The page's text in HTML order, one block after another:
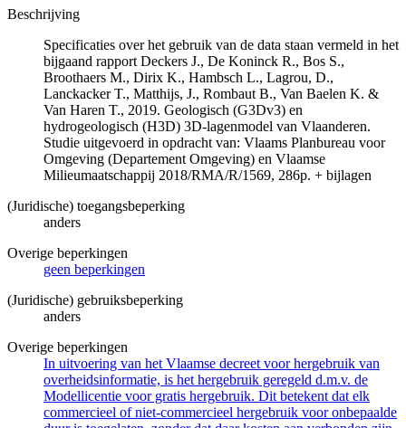
Beschrijving
Specificaties over het gebruik van de data staan vermeld in het
bijgaand rapport Deckers J., De Koninck R., Bos S.,
Broothaers M., Dirix K., Hambsch L., Lagrou, D.,
Lanckacker T., Matthijs, J., Rombaut B., Van Baelen K. &
Van Haren T., 2019. Geologisch (G3Dv3) en
hydrogeologisch (H3D) 3D-lagenmodel van Vlaanderen.
Studie uitgevoerd in opdracht van: Vlaams Planbureau voor
Omgeving (Departement Omgeving) en Vlaamse
Milieumaatschappij 2018/RMA/R/1569, 286p. + bijlagen
(Juridische) toegangsbeperking
anders
Overige beperkingen
geen beperkingen
(Juridische) gebruiksbeperking
anders
Overige beperkingen
In uitvoering van het Vlaamse decreet voor hergebruik van
overheidsinformatie, is het hergebruik geregeld d.m.v. de
Modellicentie voor gratis hergebruik. Dit betekent dat elk
commercieel of niet-commercieel hergebruik voor onbepaalde